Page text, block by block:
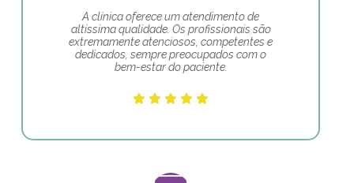
A clínica oferece um atendimento de
altíssima qualidade. Os profissionais são
extremamente atenciosos, competentes e
dedicados, sempre preocupados com o
bem-estar do paciente.